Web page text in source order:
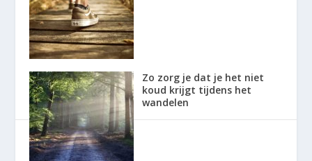
Zo zorg je dat je het niet
koud krijgt tijdens het
wandelen